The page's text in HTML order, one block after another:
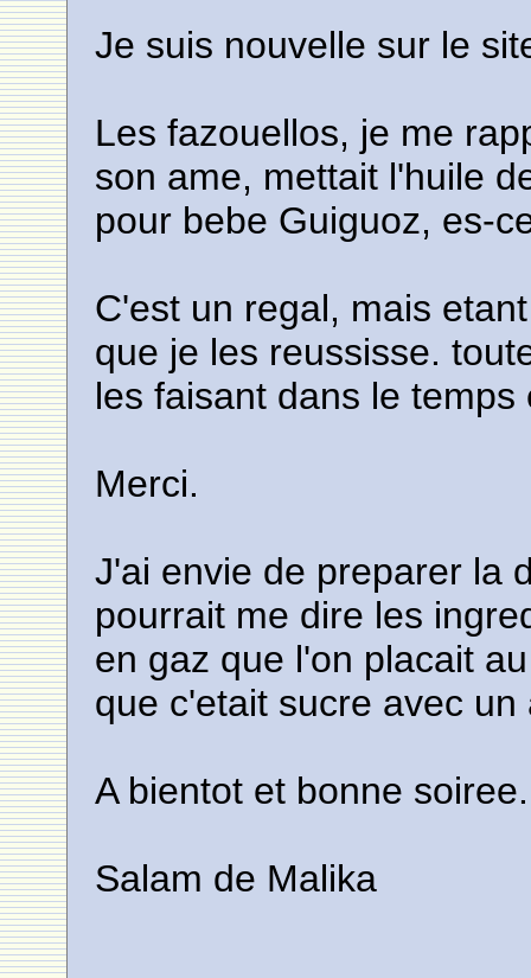
Je suis nouvelle sur le
Les fazouellos, je me
son ame, mettait l'huile
pour bebe Guiguoz, es-
C'est un regal, mais
que je les reussisse.
les faisant dans le
Merci.
J'ai envie de preparer la
pourrait me dire les
en gaz que l'on placait
que c'etait sucre avec
A bientot et bonne soiree.
Salam de Malika